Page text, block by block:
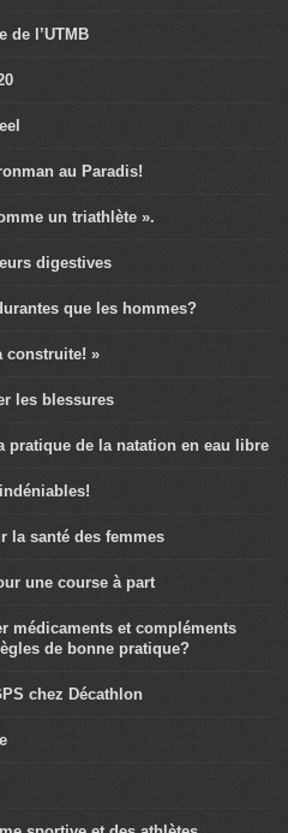
de l’UTMB
au Paradis!
un triathlète ».
digestives
que les hommes?
construite! »
les blessures
pratique de la natation en eau libre
la santé des femmes
une course à part
médicaments et compléments
de bonne pratique?
chez Décathlon